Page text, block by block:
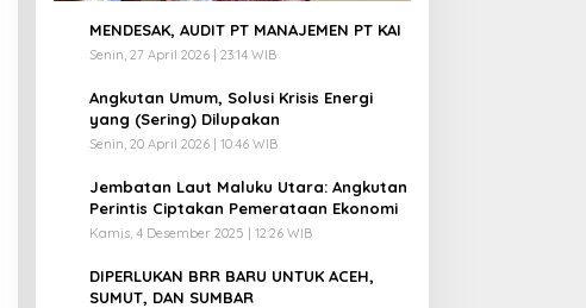
MENDESAK, AUDIT PT MANAJEMEN PT KAI
Senin, 27 April 2026 | 23:14 WIB
Angkutan Umum, Solusi Krisis Energi
yang (Sering) Dilupakan
Senin, 20 April 2026 | 10:46 WIB
Jembatan Laut Maluku Utara: Angkutan
Perintis Ciptakan Pemerataan Ekonomi
Kamis, 4 Desember 2025 | 12:26 WIB
DIPERLUKAN BRR BARU UNTUK ACEH,
SUMUT, DAN SUMBAR